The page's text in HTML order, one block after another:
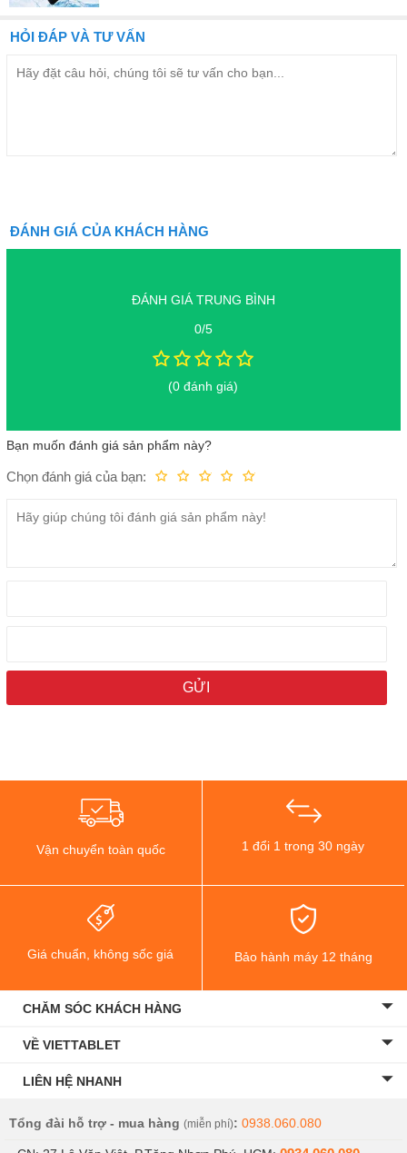
HỎI ĐÁP VÀ TƯ VẤN
ĐÁNH GIÁ CỦA KHÁCH HÀNG
ĐÁNH GIÁ TRUNG BÌNH
0/5
(0 đánh giá)
Bạn muốn đánh giá sản phẩm này?
Chọn đánh giá của bạn: Tuyệt vời!
Rất tốt
Trung bình
Fair
Kém
Vận chuyển toàn quốc 1 đổi 1 trong 30 ngày
Giá chuẩn, không sốc giá Bảo hành máy 12 tháng
CHĂM SÓC KHÁCH HÀNG
VỀ VIETTABLET
LIÊN HỆ NHANH
Tổng đài hỗ trợ - mua hàng (miễn phí): 0938.060.080